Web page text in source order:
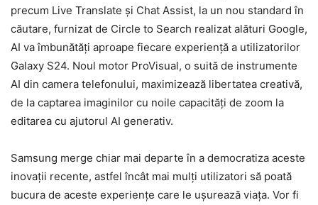
precum Live Translate și Chat Assist, la un nou standard în
căutare, furnizat de Circle to Search realizat alături Google,
AI va îmbunătăți aproape fiecare experiență a utilizatorilor
Galaxy S24. Noul motor ProVisual, o suită de instrumente
AI din camera telefonului, maximizează libertatea creativă,
de la captarea imaginilor cu noile capacități de zoom la
editarea cu ajutorul AI generativ.
Samsung merge chiar mai departe în a democratiza aceste
inovații recente, astfel încât mai mulți utilizatori să poată
bucura de aceste experiențe care le ușurează viața. Vor fi